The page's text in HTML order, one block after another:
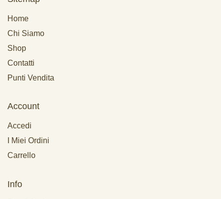
Home
Chi Siamo
Shop
Contatti
Punti Vendita
Account
Accedi
I Miei Ordini
Carrello
Info